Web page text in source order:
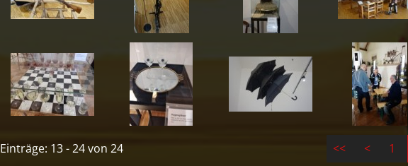
Einträge: 13 - 24 von 24 << < 1